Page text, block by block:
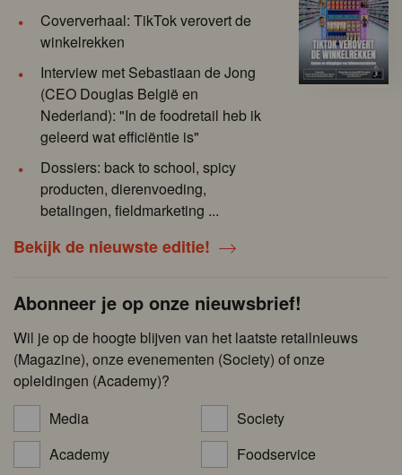
Coververhaal: TikTok verovert de
winkelrekken
Interview met Sebastiaan de Jong
(CEO Douglas België en
Nederland): "In de foodretail heb ik
geleerd wat efficiëntie is"
Dossiers: back to school, spicy
producten, dierenvoeding,
betalingen, fieldmarketing ...
Bekijk de nieuwste editie!
Abonneer je op onze nieuwsbrief!
Wil je op de hoogte blijven van het laatste retailnieuws
(Magazine), onze evenementen (Society) of onze
opleidingen (Academy)?
Media
Society
Academy
Foodservice